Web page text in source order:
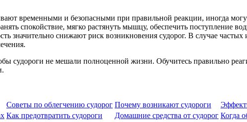
временными и безопасными при правильной реакции, иногда
спокойствие, мягко растянуть мышцу, обеспечить поступление
значительно снижают риск возникновения судорог. В случае частых
судороги не мешали полноценной жизни. Обучитесь правильно
Советы по облегчению судорог Почему возникают судороги
Как предотвратить судороги Домашние средства от судорог Когда